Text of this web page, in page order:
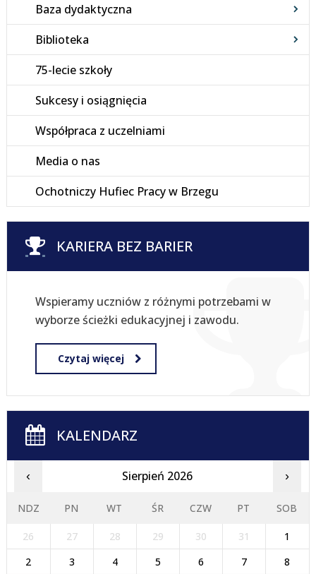
Baza dydaktyczna
Biblioteka
75-lecie szkoły
Sukcesy i osiągnięcia
Współpraca z uczelniami
Media o nas
Ochotniczy Hufiec Pracy w Brzegu
KARIERA BEZ BARIER
Wspieramy uczniów z różnymi potrzebami w
wyborze ścieżki edukacyjnej i zawodu.
Czytaj więcej
KALENDARZ
‹ Sierpień 2026 ›
NDZ PN WT ŚR CZW PT SOB
26 27 28 29 30 31
1
2
3 4 5 6 7
8